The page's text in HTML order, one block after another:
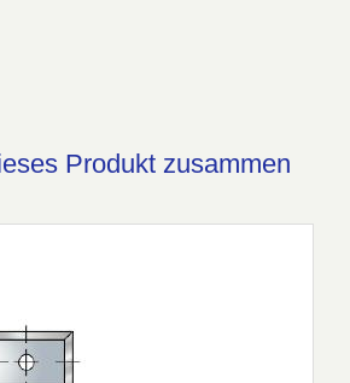
Produkt zusammen